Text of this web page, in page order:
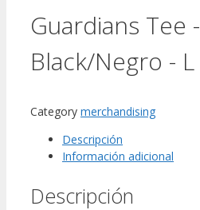
Guardians Tee -
Black/Negro - L
Category merchandising
Descripción
Información adicional
Descripción